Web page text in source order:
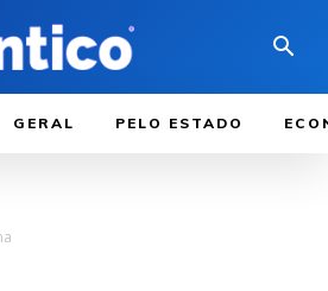
GERAL PELO ESTADO